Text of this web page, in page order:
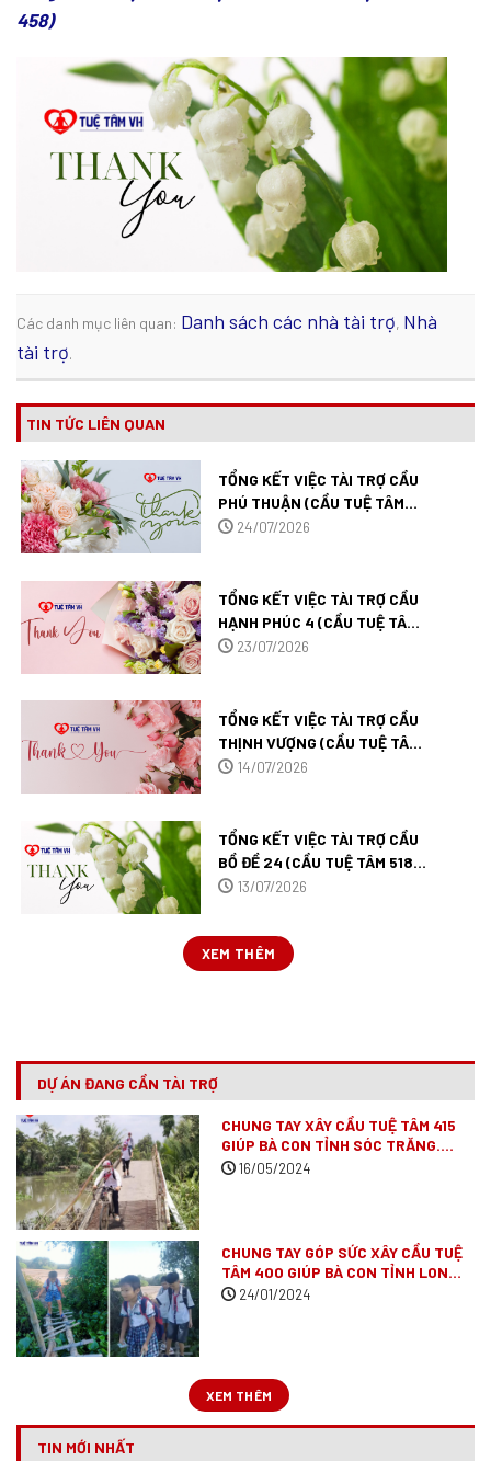
458)
Các danh mục liên quan: Danh sách các nhà tài trợ, Nhà
tài trợ.
TIN TỨC LIÊN QUAN
TỔNG KẾT VIỆC TÀI TRỢ CẦU
PHÚ THUẬN (CẦU TUỆ TÂM
526) TẠI VĨNH LONG.
24/07/2026
TỔNG KẾT VIỆC TÀI TRỢ CẦU
HẠNH PHÚC 4 (CẦU TUỆ TÂM
525) TẠI CẦN THƠ.
23/07/2026
TỔNG KẾT VIỆC TÀI TRỢ CẦU
THỊNH VƯỢNG (CẦU TUỆ TÂM
522) TẠI CÀ MAU.
14/07/2026
TỔNG KẾT VIỆC TÀI TRỢ CẦU
BỒ ĐỀ 24 (CẦU TUỆ TÂM 518)
TẠI AN GIANG.
13/07/2026
XEM THÊM
DỰ ÁN ĐANG CẦN TÀI TRỢ
CHUNG TAY XÂY CẦU TUỆ TÂM 415
GIÚP BÀ CON TỈNH SÓC TRĂNG.
(ĐÃ VẬN ĐỘNG XONG)
16/05/2024
CHUNG TAY GÓP SỨC XÂY CẦU TUỆ
TÂM 400 GIÚP BÀ CON TỈNH LONG
AN(ĐÃ VẬN ĐỘNG XONG)
24/01/2024
XEM THÊM
TIN MỚI NHẤT